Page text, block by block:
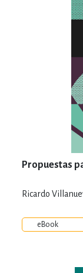
Propuestas
Ricardo
eBook